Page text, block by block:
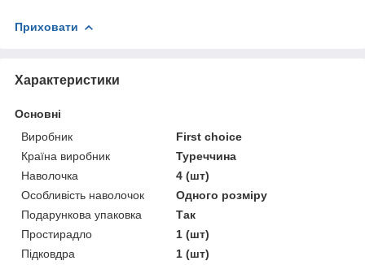
Приховати
Характеристики
Основні
Виробник
First choice
Країна виробник
Туреччина
Наволочка
4 (шт)
Особливість наволочок
Одного розміру
Подарункова упаковка
Так
Простирадло
1 (шт)
Підковдра
1 (шт)